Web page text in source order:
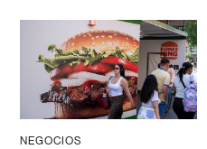
NEGOCIOS